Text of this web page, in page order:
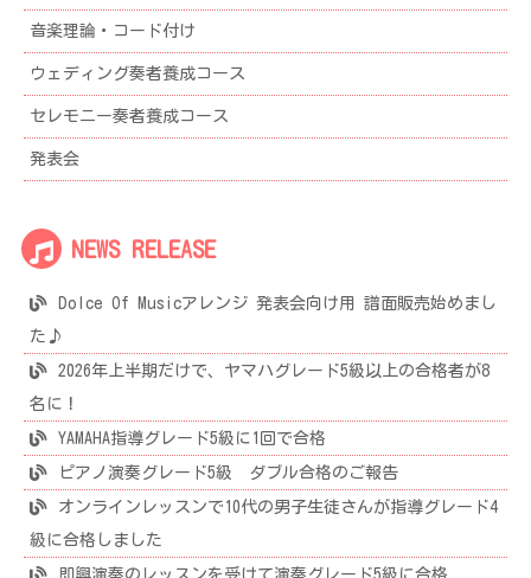
音楽理論・コード付け
ウェディング奏者養成コース
セレモニー奏者養成コース
発表会
NEWS RELEASE
Dolce Of Musicアレンジ 発表会向け用 譜面販売始めまし
た♪
2026年上半期だけで、ヤマハグレード5級以上の合格者が8
名に！
YAMAHA指導グレード5級に1回で合格
ピアノ演奏グレード5級 ダブル合格のご報告
オンラインレッスンで10代の男子生徒さんが指導グレード4
級に合格しました
即興演奏のレッスンを受けて演奏グレード5級に合格